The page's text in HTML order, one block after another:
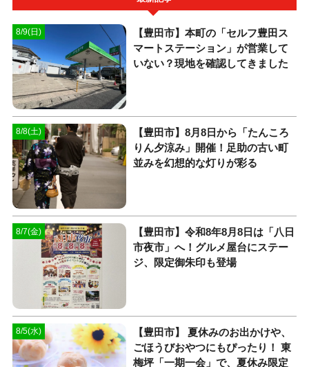
8/9(日)
【豊田市】本町の「セルフ豊田ス
マートステーション」が営業して
いない？現地を確認してきました
8/8(土)
【豊田市】8月8日から「たんころ
りん夕涼み」開催！足助の古い町
並みを幻想的な灯りが彩る
8/7(金)
【豊田市】令和8年8月8日は「八日
市夜市」へ！グルメ屋台にステー
ジ、限定御朱印も登場
8/5(水)
【豊田市】 夏休みのお出かけや、
ごほうびおやつにもぴったり！ 東
梅坪「一期一会」で、夏休み限定